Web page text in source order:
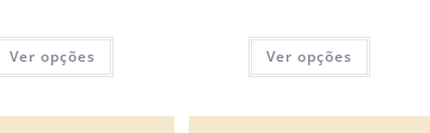
Ver opções Ver opções